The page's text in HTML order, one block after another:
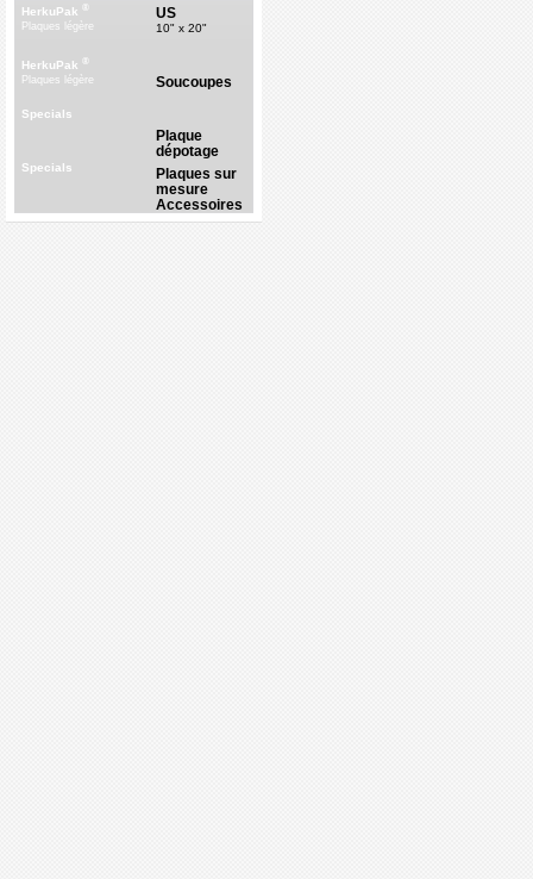
HerkuPak ®
Plaques légère
US
10" x 20"
HerkuPak ®
Plaques légère
Soucoupes
Specials
Plaque
dépotage
Specials
Plaques sur
mesure
Accessoires